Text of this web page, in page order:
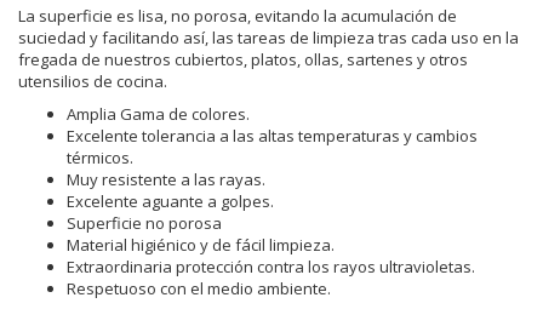
La superficie es lisa, no porosa, evitando la acumulación de
suciedad y facilitando así, las tareas de limpieza tras cada uso en la
fregada de nuestros cubiertos, platos, ollas, sartenes y otros
utensilios de cocina.
Amplia Gama de colores.
Excelente tolerancia a las altas temperaturas y cambios
térmicos.
Muy resistente a las rayas.
Excelente aguante a golpes.
Superficie no porosa
Material higiénico y de fácil limpieza.
Extraordinaria protección contra los rayos ultravioletas.
Respetuoso con el medio ambiente.